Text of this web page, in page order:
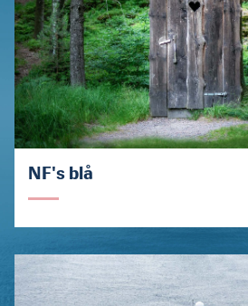
NF's blå